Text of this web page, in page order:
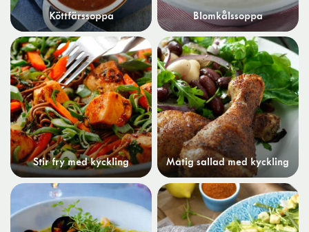
Köttfärssoppa Blomkålssoppa
Stir fry med kyckling Matig sallad med kyckling